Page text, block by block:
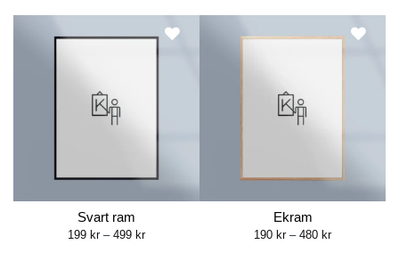
Svart ram
199 kr – 499 krPrice
Ekram
190 kr – 480 krPrice